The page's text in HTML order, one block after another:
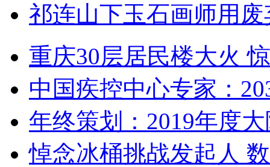
祁连山下玉石画师用
重庆30层居民楼大火
中国疾控中心专家：
年终策划：2019年度
悼念冰桶挑战发起人